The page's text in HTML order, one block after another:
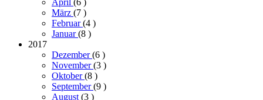
April (6 )
März (7 )
Februar(4 )
Januar(8 )
2017
Dezember(6 )
November(3 )
Oktober(8 )
September(9 )
August (3 )